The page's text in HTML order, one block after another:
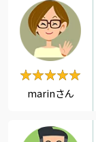
★★★★★
★★★★★
marinさん